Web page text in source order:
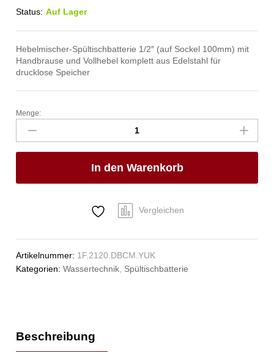
Status: Auf Lager
Hebelmischer-Spültischbatterie 1/2″ (auf Sockel 100mm) mit
Handbrause und Vollhebel komplett aus Edelstahl für
drucklose Speicher
exip
Spültischbatterie
1/2"
ND
Menge:
In den Warenkorb
Vergleichen
Artikelnummer: 1F.2120.DBCM.YUK
Kategorien:Wassertechnik, Spültischbatterie
Beschreibung